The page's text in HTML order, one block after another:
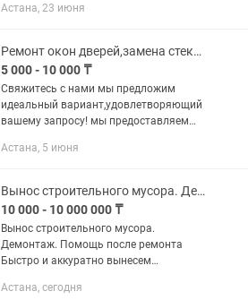
Ремонт и настройка теплого пола
Астана, 23 июня
Ремонт окон дверей,замена стекла,регулировка,москитные сетки,замена резины
5 000 - 10 000 ₸
Свяжитесь с нами мы предложим
идеальный вариант,удовлетворяющий
вашему запросу! мы предоставляем
и дверей - Монтаж окон и дверей
Астана, 5 июня
Вынос строительного мусора. Демонтаж. Помощь после ремонта.
10 000 - 10 000 000 ₸
Вынос строительного мусора.
Демонтаж. Помощь после ремонта
Быстро и аккуратно вынесем
дома или офиса. Работаем после
Астана, сегодня